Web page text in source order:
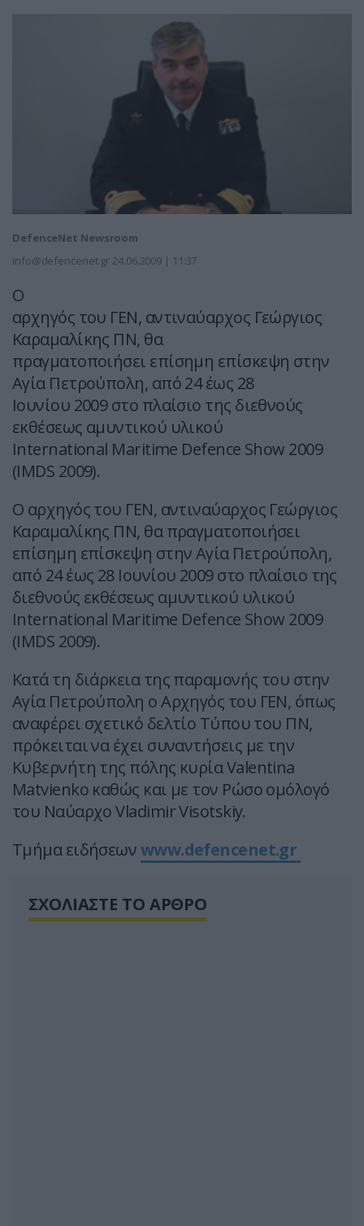
DefenceNet Newsroom
info@defencenet.gr 24.06.2009 | 11:37
O
αρχηγός του ΓΕΝ, αντιναύαρχος Γεώργιος
Καραμαλίκης ΠΝ, θα
πραγματοποιήσει επίσημη επίσκεψη στην
Αγία Πετρούπολη, από 24 έως 28
Ιουνίου 2009 στο πλαίσιο της διεθνούς
εκθέσεως αμυντικού υλικού
International Maritime Defence Show 2009
(IMDS 2009).
O αρχηγός του ΓΕΝ, αντιναύαρχος Γεώργιος
Καραμαλίκης ΠΝ, θα πραγματοποιήσει
επίσημη επίσκεψη στην Αγία Πετρούπολη,
από 24 έως 28 Ιουνίου 2009 στο πλαίσιο της
διεθνούς εκθέσεως αμυντικού υλικού
International Maritime Defence Show 2009
(IMDS 2009).
Κατά τη διάρκεια της παραμονής του στην
Αγία Πετρούπολη ο Αρχηγός του ΓΕΝ, όπως
αναφέρει σχετικό δελτίο Τύπου του ΠΝ,
πρόκειται να έχει συναντήσεις με την
Κυβερνήτη της πόλης κυρία Valentina
Matvienko καθώς και με τον Ρώσο ομόλογό
του Ναύαρχο Vladimir Visotskiy.
Τμήμα ειδήσεωνwww.defencenet.gr
ΣΧΟΛΙΑΣΤΕ ΤΟ ΑΡΘΡΟ